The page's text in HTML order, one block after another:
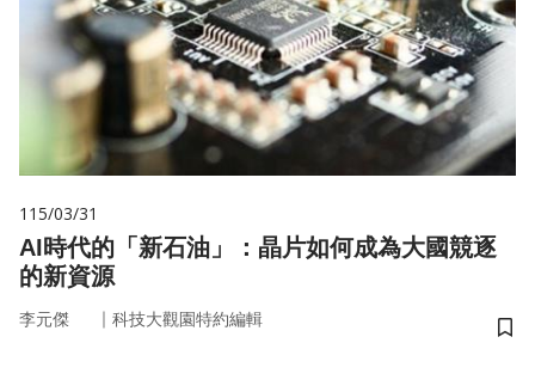
115/03/31
AI時代的「新石油」：晶片如何成為大國競逐
的新資源
李元傑 ｜ 科技大觀園特約編輯
儲